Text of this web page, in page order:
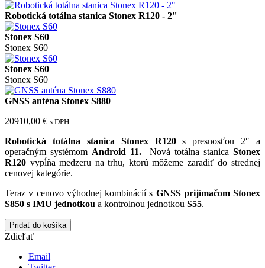
Robotická totálna stanica Stonex R120 - 2"
Stonex S60
Stonex S60
Stonex S60
Stonex S60
GNSS anténa Stonex S880
20910,00 € s DPH
Robotická totálna stanica Stonex R120s presnosťou 2″ a
operačným systémom Android 11. Nová totálna stanica Stonex
R120 vypĺňa medzeru na trhu, ktorú môžeme zaradiť do strednej
cenovej kategórie.
Teraz v cenovo výhodnej kombinácií s GNSS prijímačom Stonex
S850 s IMU jednotkou a kontrolnou jednotkou S55.
Pridať do košíka
Zdieľať
Email